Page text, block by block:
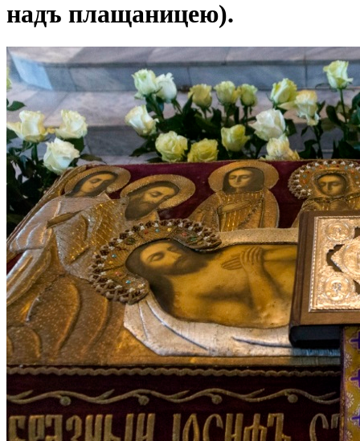
надъ плащаницею).